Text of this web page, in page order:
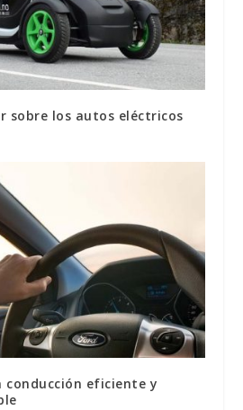
sobre los autos eléctricos
conducción eficiente y